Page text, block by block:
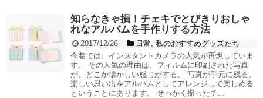
知らなきゃ損！チェキでとびきりおしゃ
れなアルバムを手作りする方法
2017/12/26 日常 私のおすすめグッズたち
今巷では、インスタントカメラの人気が再燃していま
す。 その人気の理由は、フィルムに印刷された写真
が、どこか懐かしい感じがする、 写真が手元に残る、
楽しい思い出をアルバムとしてアレンジして楽しめる
ということにあります。 せっかく撮ったチ...